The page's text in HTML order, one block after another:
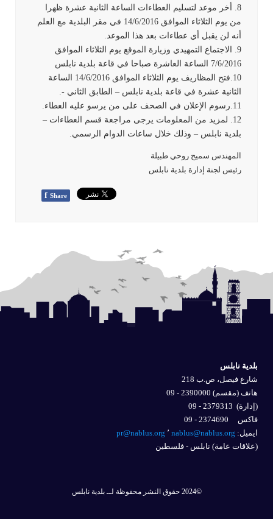
8. أخر موعد لتسليم العطاءات الساعة الثانية عشرة ظهرا
من يوم الثلاثاء الموافق 14/6/2016 في مقر البلدية مع العلم
أنه لن يقبل أي عطاءات بعد هذا الموعد.
9. الاجتماع التمهيدي وزيارة الموقع يوم الثلاثاء الموافق
7/6/2016 الساعة العاشرة صباحا في قاعة بلدية نابلس
10.فتح المظاريف يوم الثلاثاء الموافق 14/6/2016 الساعة
الثانية عشرة في قاعة بلدية نابلس – الطابق الثاني -.
11.رسوم الإعلان في الصحف على من يرسو عليه العطاء.
12. لمزيد من المعلومات يرجى مراجعة قسم العطاءات –
بلدية نابلس – وذلك خلال ساعات الدوام الرسمي.
المهندس سميح روحي طبيلة
رئيس لجنة إدارة بلدية نابلس
f Share
بلدية نابلس
شارع فيصل، ص.ب 218
هاتف (مقسم) 2390000 - 09
(إدارة)
فاكس 2374690 - 09
ايميل: nablus@nablus.org
pr@nablus.org
(علاقات عامة) نابلس - فلسطين
©2024 حقوق النشر محفوظة لــ بلدية نابلس